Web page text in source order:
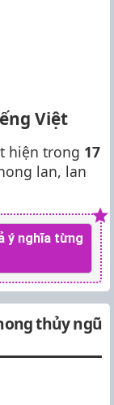
Việt
hiện trong 17
lan, lan
ý nghĩa từng
thủy ngũ